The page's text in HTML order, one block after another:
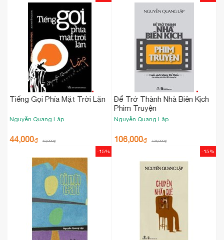
Tiếng Gọi Phía Mặt Trời Lặn
Nguyễn Quang Lập
44,000₫ 52,000₫
Để Trở Thành Nhà Biên Kịch
Phim Truyện
Nguyễn Quang Lập
106,000₫ 125,000₫
-15% -15%